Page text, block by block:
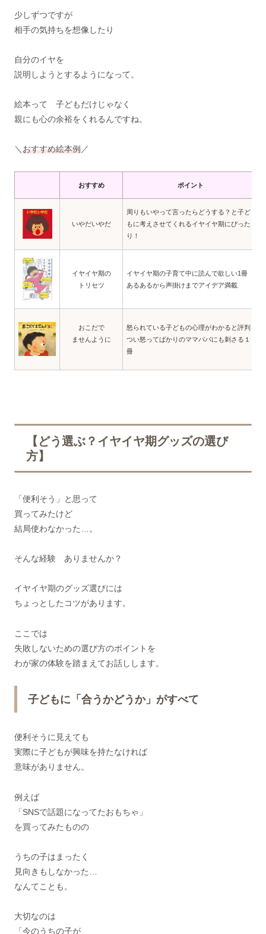
少しずつですが
相手の気持ちを想像したり
自分のイヤを
説明しようとするようになって。
絵本って 子どもだけじゃなく
親にも心の余裕をくれるんですね。
＼ おすすめ絵本例／
おすすめ ポイント
いやだいやだ
周りもいやって言ったらどうする？と子ど
もに考えさせてくれるイヤイヤ期にぴった
り！
イヤイヤ期の
トリセツ
イヤイヤ期の子育て中に読んで欲しい1冊
あるあるから声掛けまでアイデア満載
おこだで
ませんように
怒られている子どもの心理がわかると評判
つい怒ってばかりのママパパにも刺さる１
冊
【どう選ぶ？イヤイヤ期グッズの選び
方】
「便利そう」と思って
買ってみたけど
結局使わなかった…。
そんな経験 ありませんか？
イヤイヤ期のグッズ選びには
ちょっとしたコツがあります。
ここでは
失敗しないための選び方のポイントを
わが家の体験を踏まえてお話しします。
子どもに「合うかどうか」がすべて
便利そうに見えても
実際に子どもが興味を持たなければ
意味がありません。
例えば
「SNSで話題になってたおもちゃ」
を買ってみたものの
うちの子はまったく
見向きもしなかった…
なんてことも。
大切なのは
「今のうちの子が